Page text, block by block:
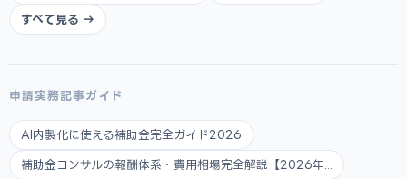
すべて見る →
申請実務記事ガイド
AI内製化に使える補助金完全ガイド2026
補助金コンサルの報酬体系・費用相場完全解説【2026年...